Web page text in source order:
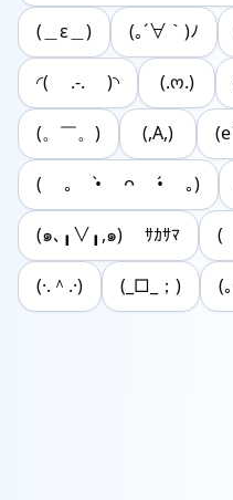
(＿ε＿) (｡´∀｀)ﾉ
◜( .-. )◝ (.ო.)
(。￣。) (,Α,)
( ｡ •̀ ᴖ •́ ｡)
(๑､╻∨╻,๑) ｻｶｻﾏ (
(·.＾.·) (_□_；) (